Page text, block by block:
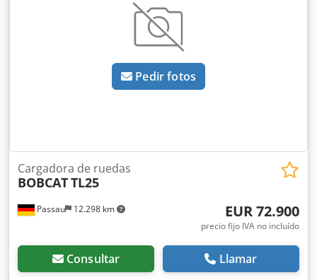
Pedir fotos
Passau 12.298 km
Cargadora de ruedas
BOBCATTL25
EUR 72.900
precio fijo IVA no incluído
Consultar Llamar